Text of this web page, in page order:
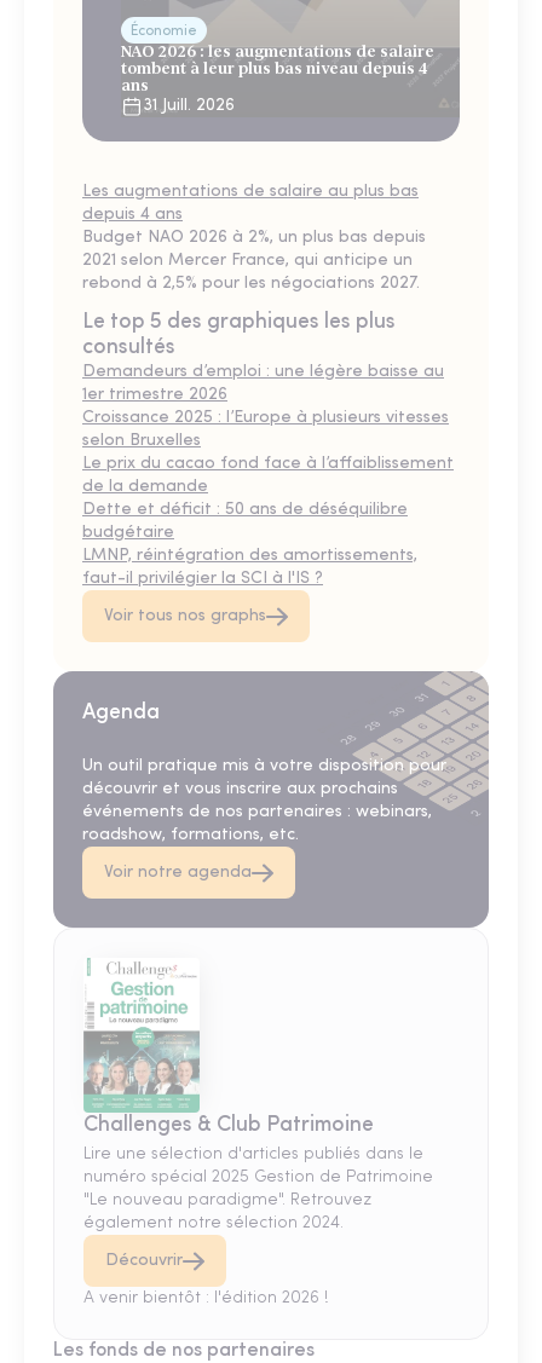
Économie
NAO 2026 : les augmentations de salaire
tombent à leur plus bas niveau depuis 4
ans
31 Juill. 2026
Les augmentations de salaire au plus bas
depuis 4 ans
Budget NAO 2026 à 2%, un plus bas depuis
2021 selon Mercer France, qui anticipe un
rebond à 2,5% pour les négociations 2027.
Le top 5 des graphiques les plus
consultés
Demandeurs d’emploi : une légère baisse au
1er trimestre 2026
Croissance 2025 : l’Europe à plusieurs vitesses
selon Bruxelles
Le prix du cacao fond face à l’affaiblissement
de la demande
Dette et déficit : 50 ans de déséquilibre
budgétaire
LMNP, réintégration des amortissements,
faut-il privilégier la SCI à l'IS ?
Voir tous nos graphs
Agenda
Un outil pratique mis à votre disposition pour
découvrir et vous inscrire aux prochains
événements de nos partenaires : webinars,
roadshow, formations, etc.
Voir notre agenda
Challenges & Club Patrimoine
Lire une sélection d'articles publiés dans le
numéro spécial 2025 Gestion de Patrimoine
"Le nouveau paradigme". Retrouvez
également notre sélection 2024.
Découvrir
A venir bientôt : l'édition 2026 !
Les fonds de nos partenaires